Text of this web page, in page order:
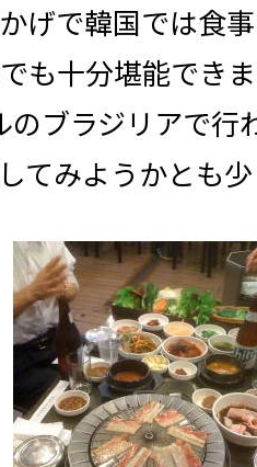
げで韓国では食
も十分堪能でき
のブラジリアで行
てみようかとも